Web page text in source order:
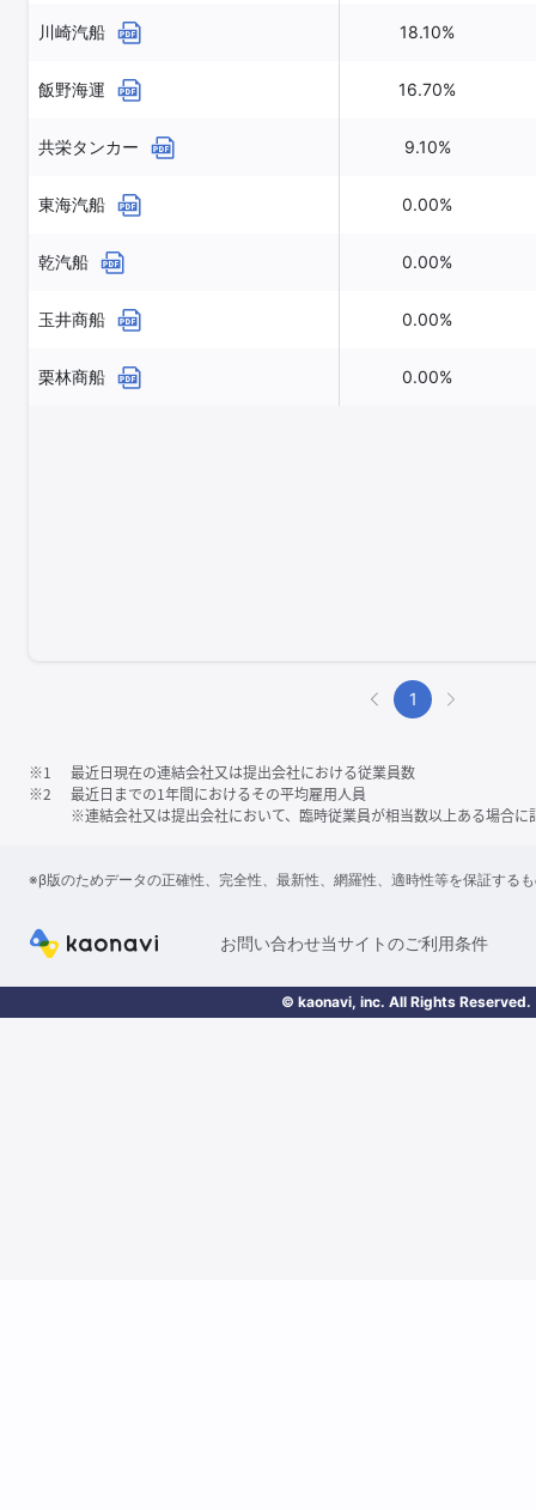
川崎汽船 18.10%
飯野海運 16.70%
共栄タンカー 9.10%
東海汽船 0.00%
乾汽船 0.00%
玉井商船 0.00%
栗林商船 0.00%
1
※1
最近日現在の連結会社又は提出会社における従業員数
※2
最近日までの1年間におけるその平均雇用人員
※連結会社又は提出会社において、臨時従業員が相当数以上ある場合に
※β版のためデータの正確性、完全性、最新性、網羅性、適時性等を保証する
お問い合わせ当サイトのご利用条件
© kaonavi, inc. All Rights Reserved.